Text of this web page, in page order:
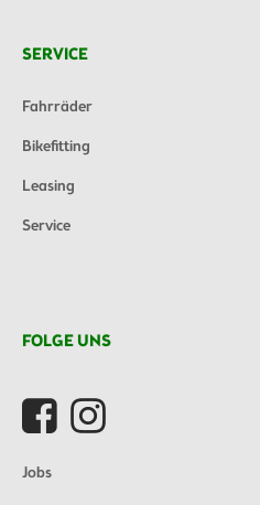
SERVICE
Fahrräder
Bikefitting
Leasing
Service
FOLGE UNS
Jobs